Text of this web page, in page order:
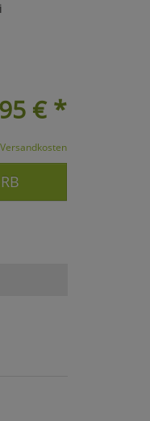
€*
Versandkosten